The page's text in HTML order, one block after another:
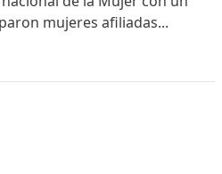
mujeres afiliadas...